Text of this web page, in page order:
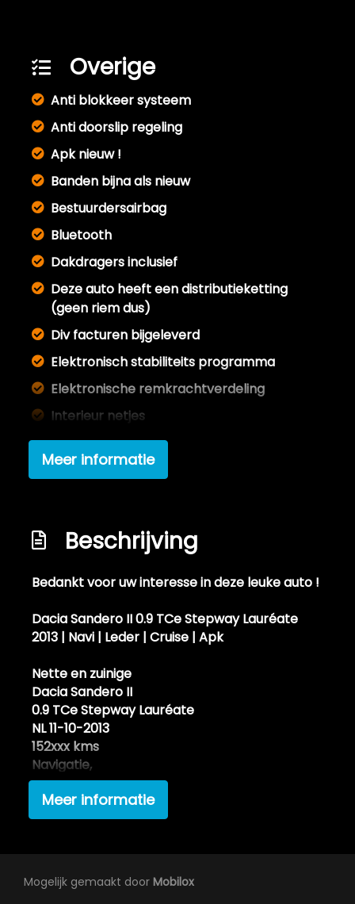
Overige
Anti blokkeer systeem
Anti doorslip regeling
Apk nieuw !
Banden bijna als nieuw
Bestuurdersairbag
Bluetooth
Dakdragers inclusief
Deze auto heeft een distributieketting
(geen riem dus)
Div facturen bijgeleverd
Elektronisch stabiliteits programma
Elektronische remkrachtverdeling
Interieur netjes
Meer foto's volgen / op aanvraag
Onderhoudsboekje aanwezig en deels
Passagiersairbag
Interieur
Achterbank in delen neerklapbaar
Airco
Bestuurdersstoel in hoogte verstelbaar
Elektrische ramen achter
Elektrische ramen voor
Elektrische ramen voor en achter
Lederen versnellingspook
Meer informatie
Beschrijving
Bedankt voor uw interesse in deze leuke auto !
Dacia Sandero II 0.9 TCe Stepway Lauréate
2013 | Navi | Leder | Cruise | Apk
Nette en zuinige
Dacia Sandero II
0.9 TCe Stepway Lauréate
NL 11-10-2013
152xxx kms
Navigatie,
Airco
Cruise
PDC
Trekhaak
Dealer onderhouden
Meer informatie
Mogelijk gemaakt door Mobilox